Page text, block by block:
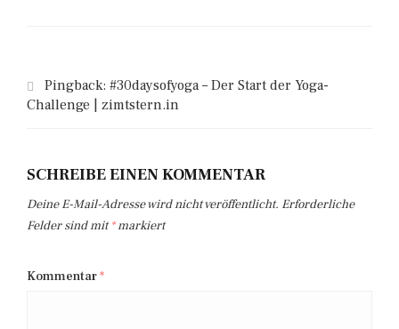
Pingback: #30daysofyoga – Der Start der Yoga-
Challenge | zimtstern.in
SCHREIBE EINEN KOMMENTAR
Deine E-Mail-Adresse wird nicht veröffentlicht. Erforderliche
Felder sind mit*markiert
Kommentar*